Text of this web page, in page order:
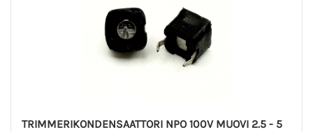
TRIMMERIKONDENSAATTORI NPO 100V MUOVI 2.5 - 5